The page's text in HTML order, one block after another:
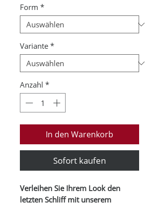
Form *
Variante *
Anzahl *
In den Warenkorb
Sofort kaufen
Verleihen Sie Ihrem Look den
letzten Schliff mit unserem